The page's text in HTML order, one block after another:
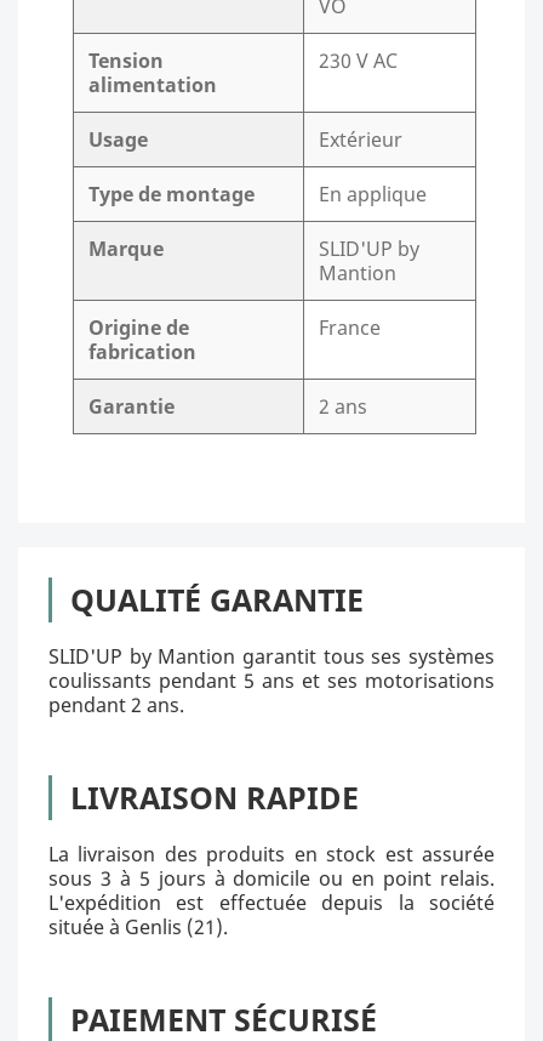
VO
Tension
alimentation
230 V AC
Usage Extérieur
Type de montage En applique
Marque
SLID'UP by
Mantion
Origine de
fabrication
France
Garantie 2 ans
QUALITÉ GARANTIE
SLID'UP by Mantion garantit tous ses systèmes
coulissants pendant 5 ans et ses motorisations
pendant 2 ans.
LIVRAISON RAPIDE
La livraison des produits en stock est assurée
sous 3 à 5 jours à domicile ou en point relais.
L'expédition est effectuée depuis la société
située à Genlis (21).
PAIEMENT SÉCURISÉ